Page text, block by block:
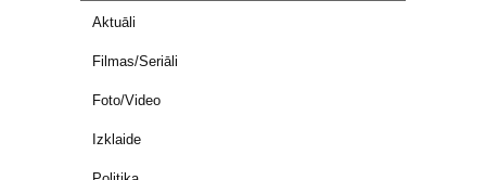
Aktuāli
Filmas/Seriāli
Foto/Video
Izklaide